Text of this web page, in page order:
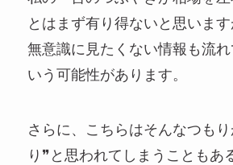
とはまず有り得ないと思いま
無意識に見たくない情報も流
いう可能性があります。
さらに、こちらはそんなつも
り❞と思われてしまうこともあ